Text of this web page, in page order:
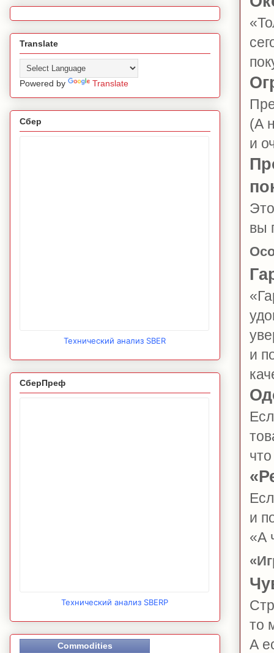
(А
и
вы
и
и
«А
то
А
Translate
Powered by Translate
Сбер
Технический анализ SBER
СберПреф
Технический анализ SBERP
Commodities